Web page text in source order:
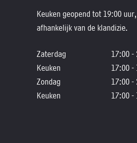
Keuken geopend tot 19:00
afhankelijk van de klandizie.
Zaterdag
17:00 -
Keuken
17:00 -
Zondag
17:00 -
Keuken
17:00 -